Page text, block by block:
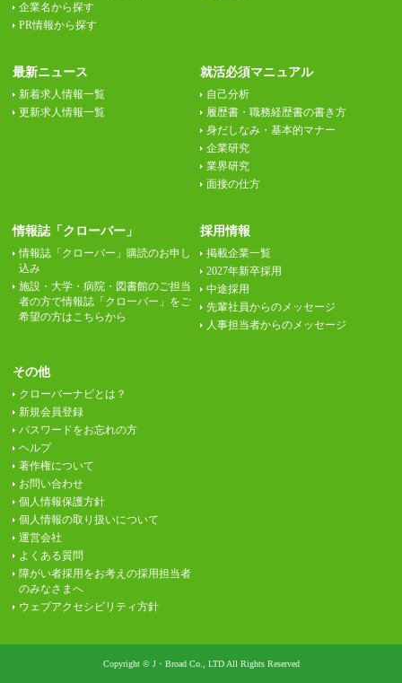
企業名から探す
PR情報から探す
最新ニュース
新着求人情報一覧
更新求人情報一覧
就活必須マニュアル
自己分析
履歴書・職務経歴書の書き方
身だしなみ・基本的マナー
企業研究
業界研究
面接の仕方
情報誌「クローバー」
情報誌「クローバー」購読のお申し
込み
施設・大学・病院・図書館のご担当
者の方で情報誌「クローバー」をご
希望の方はこちらから
採用情報
掲載企業一覧
2027年新卒採用
中途採用
先輩社員からのメッセージ
人事担当者からのメッセージ
その他
クローバーナビとは？
新規会員登録
パスワードをお忘れの方
ヘルプ
著作権について
お問い合わせ
個人情報保護方針
個人情報の取り扱いについて
運営会社
よくある質問
障がい者採用をお考えの採用担当者
のみなさまへ
ウェブアクセシビリティ方針
Copyright © J・Broad Co., LTD All Rights Reserved